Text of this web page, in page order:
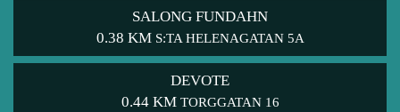
SALONG FUNDAHN
0.38 KM S:TA HELENAGATAN 5A
DEVOTE
0.44 KM TORGGATAN 16